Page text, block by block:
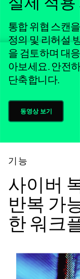
통합 위협 스캔
정의 및 리허설
을 검토하며 대
아보세요. 안전
단축합니다.
동영상 보기
기능
사이버
반복 가
한 워크